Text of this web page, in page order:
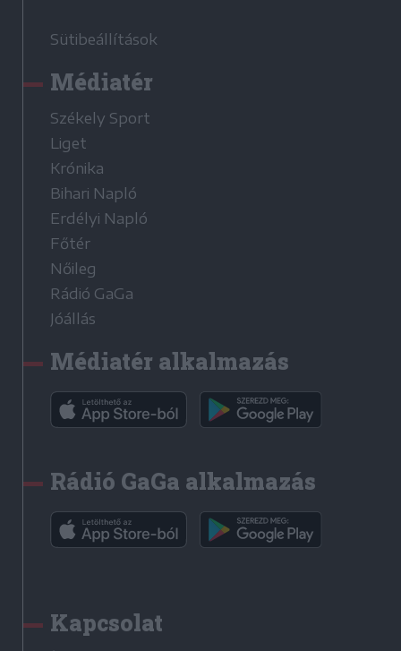
Sütibeállítások
Médiatér
Székely Sport
Liget
Krónika
Bihari Napló
Erdélyi Napló
Főtér
Nőileg
Rádió GaGa
Jóállás
Médiatér alkalmazás
Rádió GaGa alkalmazás
Kapcsolat